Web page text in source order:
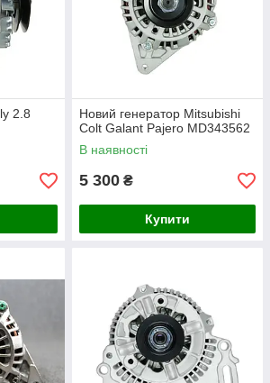
2.8
Новий генератор Mitsubishi
Colt Galant Pajero MD343562
В наявності
5 300 ₴
Купити